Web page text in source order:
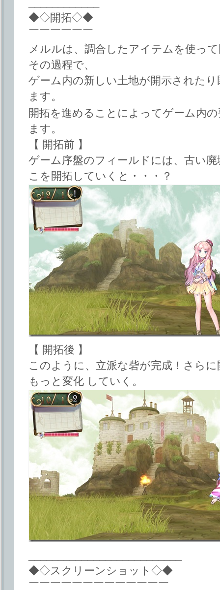
◆◇開拓◇◆
￣￣￣￣￣￣
メルルは、調合したアイテムを使っ
その過程で、
ゲーム内の新しい土地が開示された
ます。
開拓を進めることによってゲーム内
ます。
【 開拓前 】
ゲーム序盤のフィールドには、古い
こを開拓していくと・・・？
【 開拓後 】
このように、立派な砦が完成！さら
もっと変化 していく。
◆◇スクリーンショット◇◆
￣￣￣￣￣￣￣￣￣￣￣￣￣